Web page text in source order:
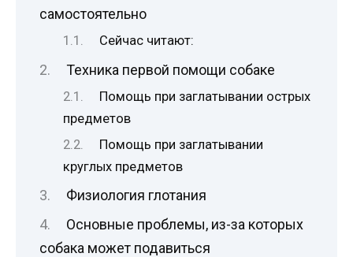
самостоятельно
Сейчас читают:
Техника первой помощи собаке
Помощь при заглатывании острых
предметов
Помощь при заглатывании
круглых предметов
Физиология глотания
Основные проблемы, из-за которых
собака может подавиться